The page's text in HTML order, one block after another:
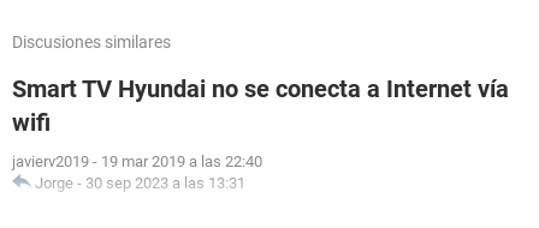
Discusiones similares
Smart TV Hyundai no se conecta a Internet vía
wifi
javierv2019 - 19 mar 2019 a las 22:40
Jorge - 30 sep 2023 a las 13:31